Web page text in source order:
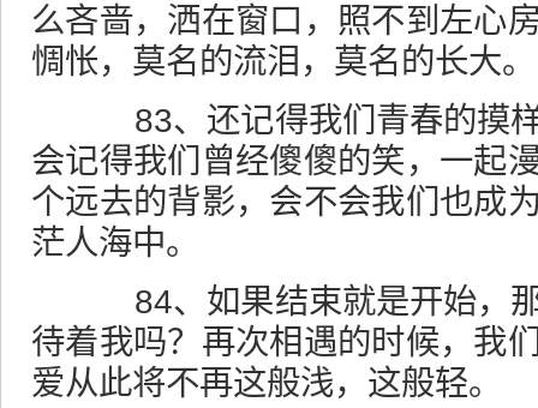
么吝啬，洒在窗口，照不到左心
惆怅，莫名的流泪，莫名的长大。
83、还记得我们青春的摸样
会记得我们曾经傻傻的笑，一起
个远去的背影，会不会我们也成
茫人海中。
84、如果结束就是开始，那
待着我吗？再次相遇的时候，我
爱从此将不再这般浅，这般轻。